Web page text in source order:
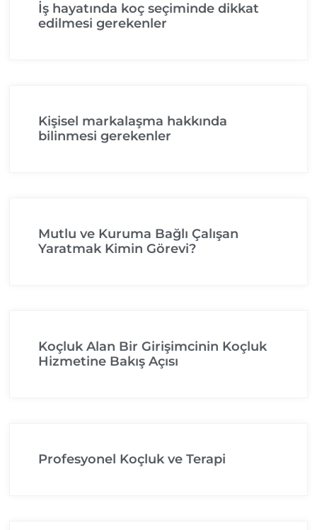
İş hayatında koç seçiminde dikkat
edilmesi gerekenler
Kişisel markalaşma hakkında
bilinmesi gerekenler
Mutlu ve Kuruma Bağlı Çalışan
Yaratmak Kimin Görevi?
Koçluk Alan Bir Girişimcinin Koçluk
Hizmetine Bakış Açısı
Profesyonel Koçluk ve Terapi